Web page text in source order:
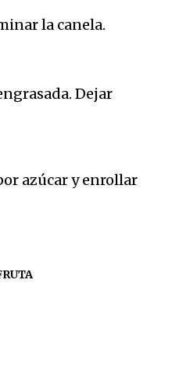
la canela.
Dejar
azúcar y enrollar